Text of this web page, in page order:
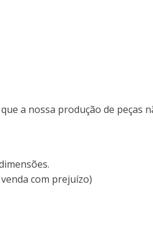
a nossa produção de peças
com prejuízo)